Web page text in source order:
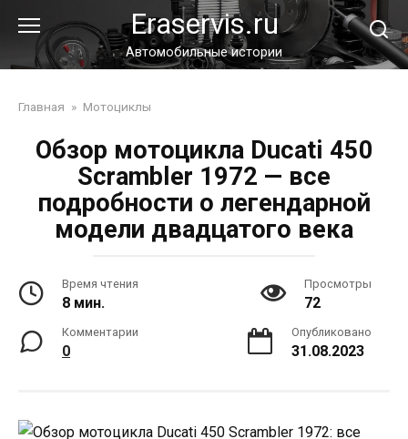
контенту
Eraservis.ru
Автомобильные истории
Главная » Мотоциклы
Обзор мотоцикла Ducati 450
Scrambler 1972 — все
подробности о легендарной
модели двадцатого века
Время чтения
8 мин.
Просмотры
72
Комментарии
0
Опубликовано
31.08.2023